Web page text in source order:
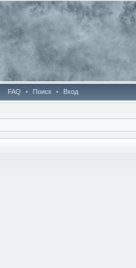
FAQ • Поиск • Вход